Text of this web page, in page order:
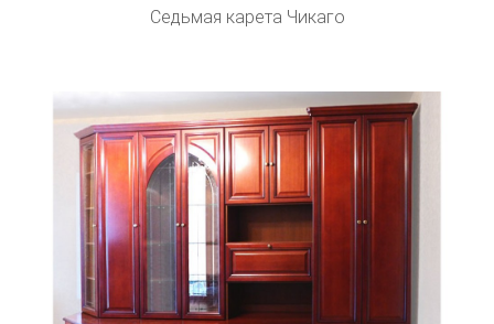
Седьмая карета Чикаго